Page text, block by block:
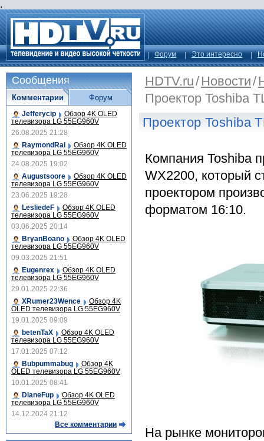
.
Форум Это интересно
HDTV.ru/Новости/
Проектор Toshiba
Проектор Toshiba
Компания Toshiba
WX2200, который
проектором
форматом 16:10.
На рынке
Сообщения
Комментарии
Jefferycip Обзор 4K OLED
телевизора LG 55EG960V
26.08.2025 21:28
RaymondRal
Обзор 4K OLED
телевизора LG 55EG960V
24.08.2025 19:02
Augustsoore
Обзор 4K OLED
телевизора LG 55EG960V
23.06.2025 19:28
LesliedeF
Обзор 4K OLED
телевизора LG 55EG960V
03.06.2025 20:14
BryanBoano
Обзор 4K OLED
телевизора LG 55EG960V
09.03.2025 21:51
Eugenrex
Обзор 4K OLED
телевизора LG 55EG960V
29.01.2025 22:36
XRumer23Wence
Обзор 4K
OLED телевизора LG 55EG960V
19.01.2025 09:09
betenTaX
Обзор 4K OLED
телевизора LG 55EG960V
17.01.2025 07:12
Bubpummabug
Обзор 4K
OLED телевизора LG 55EG960V
10.01.2025 08:41
DianeFup
Обзор 4K OLED
телевизора LG 55EG960V
14.12.2024 21:12
Все комментарии
Форум